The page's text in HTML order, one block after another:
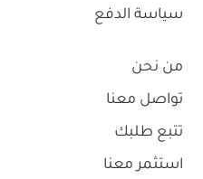
سياسة الدفع
من نحن
تواصل معنا
تتبع طلبك
استثمر معنا